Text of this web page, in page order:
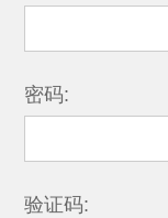
密码:
验证码: